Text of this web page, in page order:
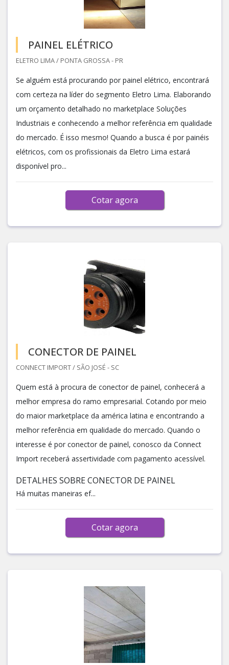
PAINEL ELÉTRICO
ELETRO LIMA / PONTA GROSSA - PR
Se alguém está procurando por painel elétrico, encontrará
com certeza na líder do segmento Eletro Lima. Elaborando
um orçamento detalhado no marketplace Soluções
Industriais e conhecendo a melhor referência em qualidade
do mercado. É isso mesmo! Quando a busca é por painéis
elétricos, com os profissionais da Eletro Lima estará
disponível pro...
Cotar agora
CONECTOR DE PAINEL
CONNECT IMPORT / SÃO JOSÉ - SC
Quem está à procura de conector de painel, conhecerá a
melhor empresa do ramo empresarial. Cotando por meio
do maior marketplace da américa latina e encontrando a
melhor referência em qualidade do mercado. Quando o
interesse é por conector de painel, conosco da Connect
Import receberá assertividade com pagamento acessível.
DETALHES SOBRE CONECTOR DE PAINEL
Há muitas maneiras ef...
Cotar agora